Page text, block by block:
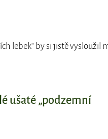
lebek“ by si jistě vysloužil
ušaté „podzemní